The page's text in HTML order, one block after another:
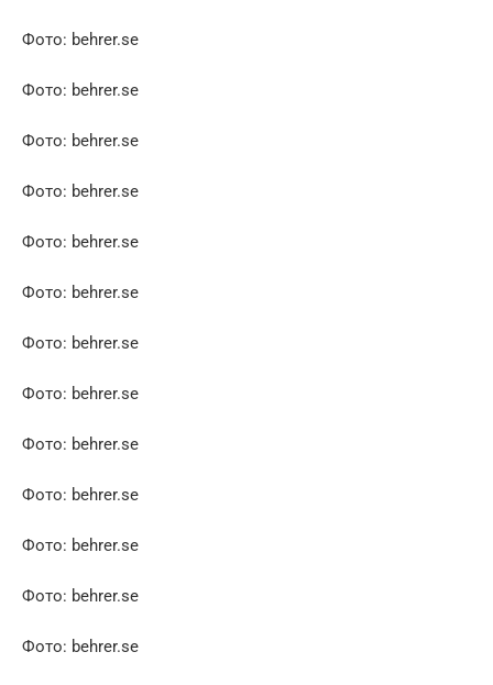
Фото: behrer.se
Фото: behrer.se
Фото: behrer.se
Фото: behrer.se
Фото: behrer.se
Фото: behrer.se
Фото: behrer.se
Фото: behrer.se
Фото: behrer.se
Фото: behrer.se
Фото: behrer.se
Фото: behrer.se
Фото: behrer.se